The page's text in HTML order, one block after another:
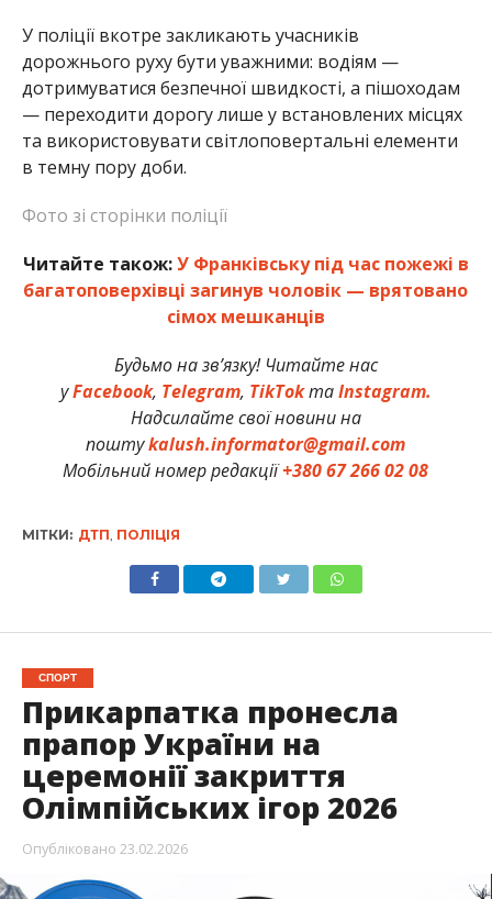
У поліції вкотре закликають учасників
дорожнього руху бути уважними: водіям —
дотримуватися безпечної швидкості, а пішоходам
— переходити дорогу лише у встановлених місцях
та використовувати світлоповертальні елементи
в темну пору доби.
Фото зі сторінки поліції
Читайте також:У Франківську під час пожежі в
багатоповерхівці загинув чоловік — врятовано
сімох мешканців
Будьмо на зв’язку! Читайте нас
уFacebook, Telegram, TikTokтаInstagram.
Надсилайте свої новини на
поштуkalush.informator@gmail.com
Мобільний номер редакції+380 67 266 02 08
МІТКИ: ДТП ПОЛІЦІЯ
СПОРТ
Прикарпатка пронесла
прапор України на
церемонії закриття
Олімпійських ігор 2026
Опубліковано 23.02.2026